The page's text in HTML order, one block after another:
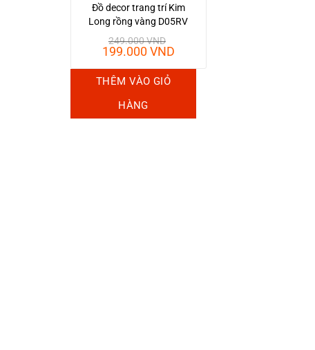
Đồ decor trang trí Kim
Long rồng vàng D05RV
249.000VND
Giá
là:
249.000 VND.
199.000VNDGiá
THÊM VÀO GIỎ
HÀNG